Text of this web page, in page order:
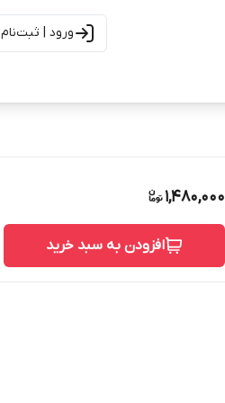
ورود | ثبت‌نام
1,480,000
افزودن به سبد خرید